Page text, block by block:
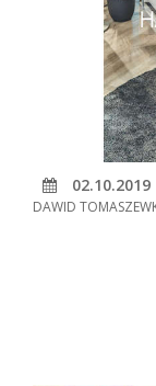
02.10.2019
DAWID